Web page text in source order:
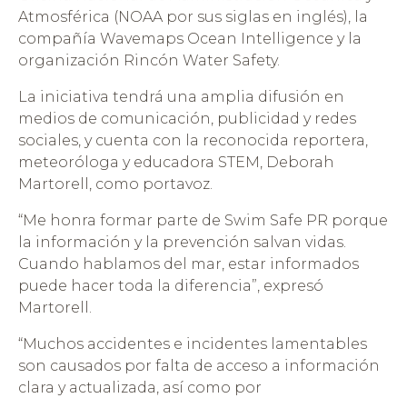
Atmosférica (NOAA por sus siglas en inglés), la
compañía Wavemaps Ocean Intelligence y la
organización Rincón Water Safety.
La iniciativa tendrá una amplia difusión en
medios de comunicación, publicidad y redes
sociales, y cuenta con la reconocida reportera,
meteoróloga y educadora STEM, Deborah
Martorell, como portavoz.
“Me honra formar parte de Swim Safe PR porque
la información y la prevención salvan vidas.
Cuando hablamos del mar, estar informados
puede hacer toda la diferencia”, expresó
Martorell.
“Muchos accidentes e incidentes lamentables
son causados por falta de acceso a información
clara y actualizada, así como por